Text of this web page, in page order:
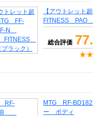
【アウトレッ
FITNESS PAO
総合評価
MTG RF-
ー ボディ